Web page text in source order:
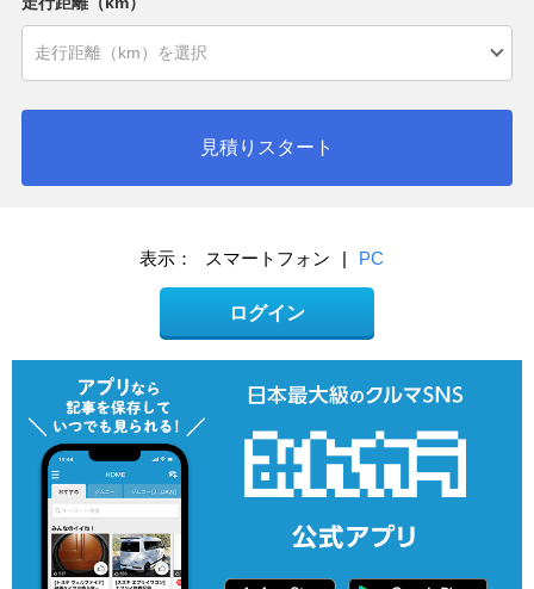
見積りスタート
表示： スマートフォン | PC
ログイン